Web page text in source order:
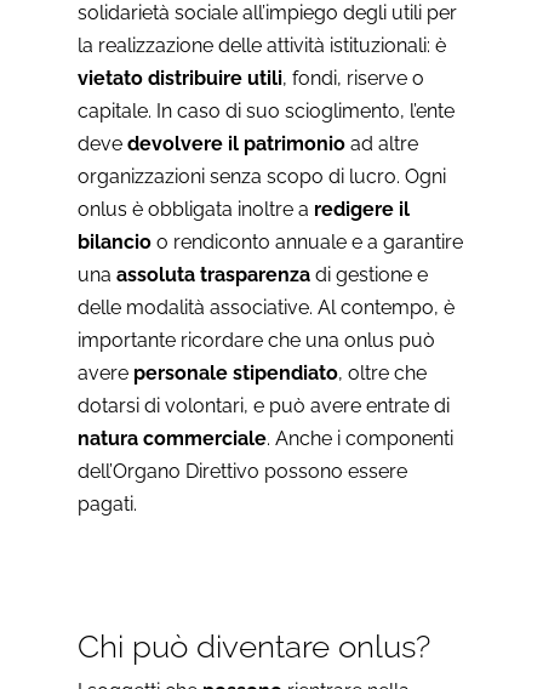
solidarietà sociale all’impiego degli utili per
la realizzazione delle attività istituzionali: è
vietato distribuire utili, fondi, riserve o
capitale. In caso di suo scioglimento, l’ente
deve devolvere il patrimonio ad altre
organizzazioni senza scopo di lucro. Ogni
onlus è obbligata inoltre a redigere il
bilancio o rendiconto annuale e a garantire
una assoluta trasparenza di gestione e
delle modalità associative. Al contempo, è
importante ricordare che una onlus può
avere personale stipendiato, oltre che
dotarsi di volontari, e può avere entrate di
natura commerciale. Anche i componenti
dell’Organo Direttivo possono essere
pagati.
Chi può diventare onlus?